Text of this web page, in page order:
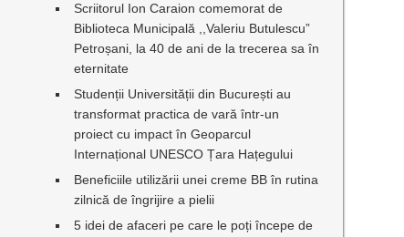
Scriitorul Ion Caraion comemorat de
Biblioteca Municipală ,,Valeriu Butulescu”
Petroșani, la 40 de ani de la trecerea sa în
eternitate
Studenții Universității din București au
transformat practica de vară într-un
proiect cu impact în Geoparcul
Internațional UNESCO Țara Hațegului
Beneficiile utilizării unei creme BB în rutina
zilnică de îngrijire a pielii
5 idei de afaceri pe care le poți începe de